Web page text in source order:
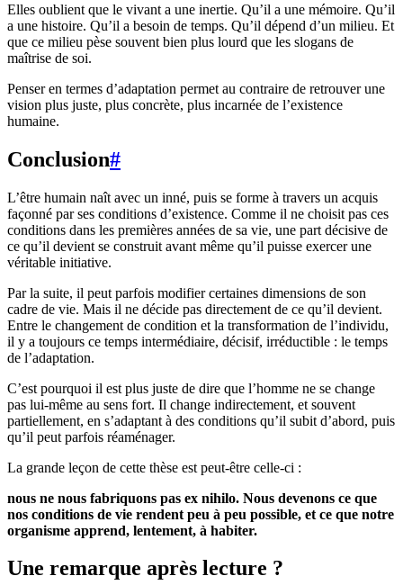
Elles oublient que le vivant a une inertie. Qu’il a une mémoire. Qu’il
a une histoire. Qu’il a besoin de temps. Qu’il dépend d’un milieu. Et
que ce milieu pèse souvent bien plus lourd que les slogans de
maîtrise de soi.
Penser en termes d’adaptation permet au contraire de retrouver une
vision plus juste, plus concrète, plus incarnée de l’existence
humaine.
Conclusion#
L’être humain naît avec un inné, puis se forme à travers un acquis
façonné par ses conditions d’existence. Comme il ne choisit pas ces
conditions dans les premières années de sa vie, une part décisive de
ce qu’il devient se construit avant même qu’il puisse exercer une
véritable initiative.
Par la suite, il peut parfois modifier certaines dimensions de son
cadre de vie. Mais il ne décide pas directement de ce qu’il devient.
Entre le changement de condition et la transformation de l’individu,
il y a toujours ce temps intermédiaire, décisif, irréductible : le temps
de l’adaptation.
C’est pourquoi il est plus juste de dire que l’homme ne se change
pas lui-même au sens fort. Il change indirectement, et souvent
partiellement, en s’adaptant à des conditions qu’il subit d’abord, puis
qu’il peut parfois réaménager.
La grande leçon de cette thèse est peut-être celle-ci :
nous ne nous fabriquons pas ex nihilo. Nous devenons ce que
nos conditions de vie rendent peu à peu possible, et ce que notre
organisme apprend, lentement, à habiter.
Une remarque après lecture ?